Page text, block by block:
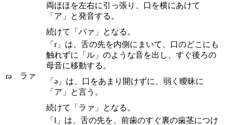
両ほほを左右に引っ張り、口を横にあけて
「ア」と発音する。
続けて「パァ」となる。
rə ラァ
「r」は、舌の先を内側にまいて、口のどこにも
触れずに「ル」のような音を出し、すぐ後ろの
母音に移動する。
「ə」は、口をあまり開けずに、弱く曖昧に
「ア」と言う。
続けて「ラァ」となる。
「l」は、舌の先を、前歯のすぐ裏の歯茎につけ